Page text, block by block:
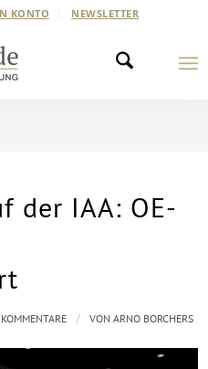
KONTO NEWSLETTER
der IAA: OE-
/ VONARNO BORCHERS